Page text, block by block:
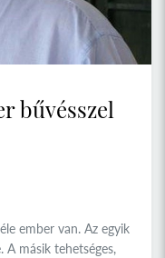
bűvésszel
ember van. Az egyik
A másik tehetséges,